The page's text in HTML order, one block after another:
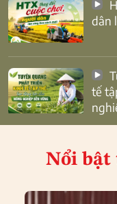
dân
tế
Nổi bật